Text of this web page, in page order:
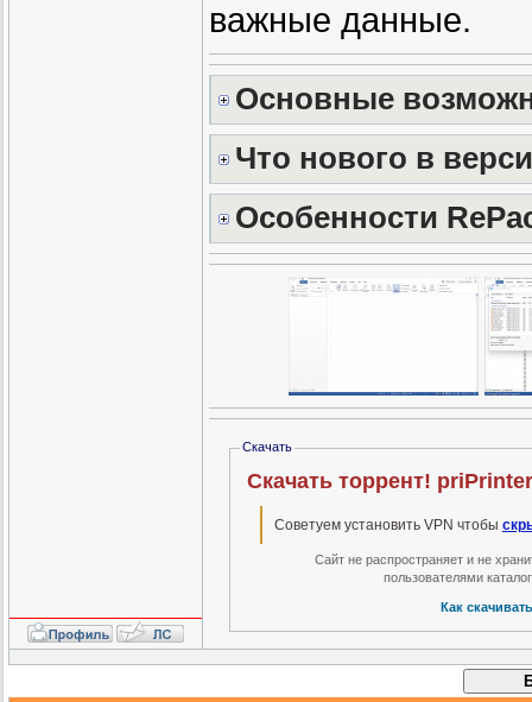
важные данные.
Основные
Что нового в
Особенности
Скачать
Скачать торрент!
Советуем установить VPN чтобы
Сайт не распространяет и не
пользователями
Как